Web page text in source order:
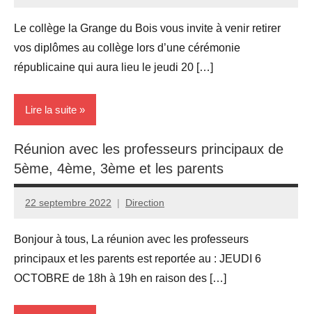
Le collège la Grange du Bois vous invite à venir retirer
vos diplômes au collège lors d’une cérémonie
républicaine qui aura lieu le jeudi 20 […]
Lire la suite
Actualités
Réunion avec les professeurs principaux de
5ème, 4ème, 3ème et les parents
22 septembre 2022 Direction
Bonjour à tous, La réunion avec les professeurs
principaux et les parents est reportée au : JEUDI 6
OCTOBRE de 18h à 19h en raison des […]